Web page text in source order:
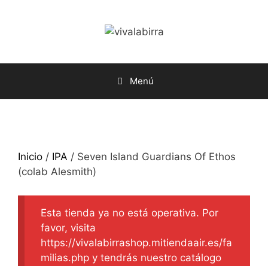
Menú
Inicio / IPA / Seven Island Guardians Of Ethos
(colab Alesmith)
Esta tienda ya no está operativa. Por
favor, visita
https://vivalabirrashop.mitiendaair.es/fa
milias.php y tendrás nuestro catálogo